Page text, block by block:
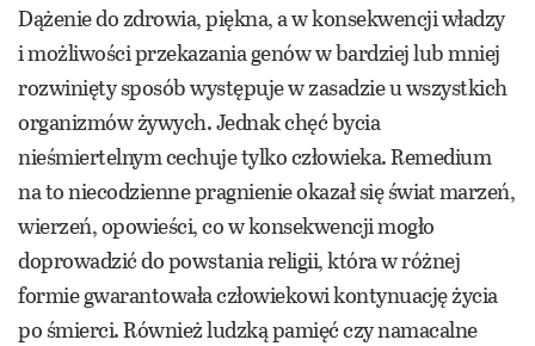
Dążenie do zdrowia, piękna, a w konsekwencji władzy
i możliwości przekazania genów w bardziej lub mniej
rozwinięty sposób występuje w zasadzie u wszystkich
organizmów żywych. Jednak chęć bycia
nieśmiertelnym cechuje tylko człowieka. Remedium
na to niecodzienne pragnienie okazał się świat marzeń,
wierzeń, opowieści, co w konsekwencji mogło
doprowadzić do powstania religii, która w różnej
formie gwarantowała człowiekowi kontynuację życia
po śmierci. Również ludzką pamięć czy namacalne